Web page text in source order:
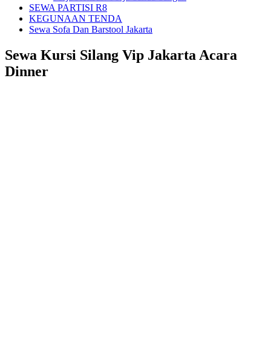
SEWA PARTISI R8
KEGUNAAN TENDA
Sewa Sofa Dan Barstool Jakarta
Sewa Kursi Silang Vip Jakarta Acara
Dinner